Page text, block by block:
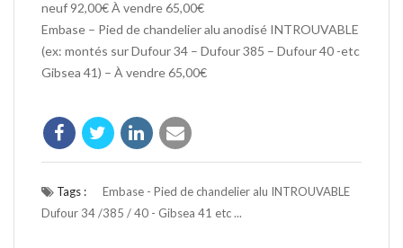
neuf 92,00€ À vendre 65,00€
Embase – Pied de chandelier alu anodisé INTROUVABLE
(ex: montés sur Dufour 34 – Dufour 385 – Dufour 40 -etc
Gibsea 41) – À vendre 65,00€
Tags :
Embase - Pied de chandelier alu INTROUVABLE
Dufour 34 /385 / 40 - Gibsea 41 etc ...